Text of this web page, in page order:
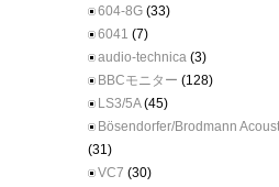
604-8G (33)
6041 (7)
audio-technica (3)
BBCモニター (128)
LS3/5A(45)
Bösendorfer/Brodmann
(31)
VC7 (30)